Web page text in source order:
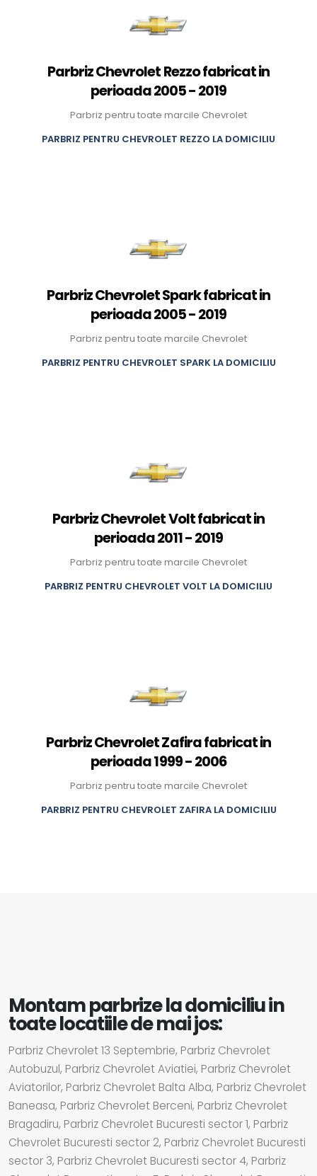
Parbriz Chevrolet Rezzo fabricat in
perioada 2005 - 2019
Parbriz pentru toate marcile Chevrolet
PARBRIZ PENTRU CHEVROLET REZZO LA DOMICILIU
Parbriz Chevrolet Spark fabricat in
perioada 2005 - 2019
Parbriz pentru toate marcile Chevrolet
PARBRIZ PENTRU CHEVROLET SPARK LA DOMICILIU
Parbriz Chevrolet Volt fabricat in
perioada 2011 - 2019
Parbriz pentru toate marcile Chevrolet
PARBRIZ PENTRU CHEVROLET VOLT LA DOMICILIU
Parbriz Chevrolet Zafira fabricat in
perioada 1999 - 2006
Parbriz pentru toate marcile Chevrolet
PARBRIZ PENTRU CHEVROLET ZAFIRA LA DOMICILIU
Montam parbrize la domiciliu in
toate locatiile de mai jos:
Parbriz Chevrolet 13 Septembrie, Parbriz Chevrolet
Autobuzul, Parbriz Chevrolet Aviatiei, Parbriz Chevrolet
Aviatorilor, Parbriz Chevrolet Balta Alba, Parbriz Chevrolet
Baneasa, Parbriz Chevrolet Berceni, Parbriz Chevrolet
Bragadiru, Parbriz Chevrolet Bucuresti sector 1, Parbriz
Chevrolet Bucuresti sector 2, Parbriz Chevrolet Bucuresti
sector 3, Parbriz Chevrolet Bucuresti sector 4, Parbriz